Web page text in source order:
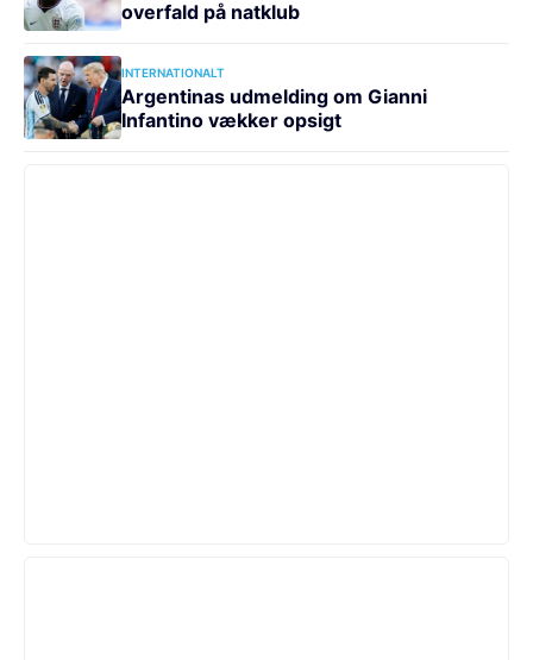
overfald på natklub
INTERNATIONALT
Argentinas udmelding om Gianni
Infantino vækker opsigt